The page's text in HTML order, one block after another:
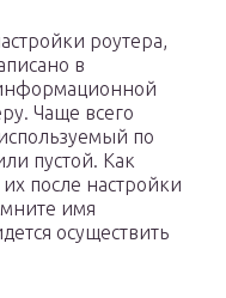
роутера,
в
Чаще всего
по
пустой. Как
после настройки
имя
осуществить